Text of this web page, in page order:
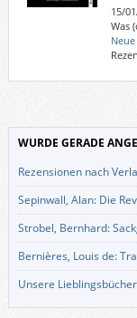
15/
Was
WURDE GERADE
Rezensionen nach
Sepinwall, Alan: Die
Strobel, Bernhard:
Bernières, Louis de:
Unsere